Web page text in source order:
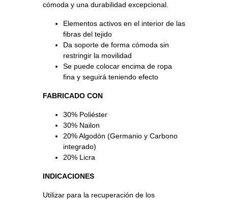
cómoda y una durabilidad excepcional.
Elementos activos en el interior de las
fibras del tejido
Da soporte de forma cómoda sin
restringir la movilidad
Se puede colocar encima de ropa
fina y seguirá teniendo efecto
FABRICADO CON
30% Poliéster
30% Nailon
20% Algodón (Germanio y Carbono
integrado)
20% Licra
INDICACIONES
Utilizar para la recuperación de los